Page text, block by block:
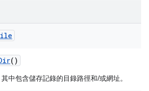
()
其中包含儲存記錄的目錄路徑和/或網址。